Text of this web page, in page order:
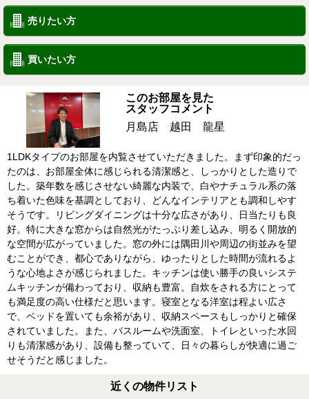
売りたい方
買いたい方
このお部屋を見た
スタッフコメント
月島店 越田 龍星
1LDKタイプのお部屋を内覧させていただきました。まず印象的だっ
たのは、お部屋全体に感じられる清潔感と、しっかりとした造りで
した。築年数を感じさせない綺麗な内装で、白やナチュラル系の落
ち着いた色味を基調としており、どんなインテリアとも調和しやす
そうです。リビングダイニングは十分な広さがあり、日当たりも良
好。特に大きな窓からは自然光がたっぷり差し込み、明るく開放的
な空間が広がっていました。窓の外には隅田川や周辺の街並みを望
むことができ、都心でありながら、ゆったりとした時間が流れるよ
うな心地よさが感じられました。キッチンは使い勝手の良いシステ
ムキッチンが備わっており、収納も豊富。自炊をされる方にとって
も満足度の高い仕様だと思います。寝室となる洋室は程よい広さ
で、ベッドを置いても余裕があり、収納スペースもしっかりと確保
されていました。また、バスルームや洗面室、トイレといった水回
りも清潔感があり、設備も整っていて、日々の暮らしが快適に過ご
せそうだと感じました。
近くの物件リスト